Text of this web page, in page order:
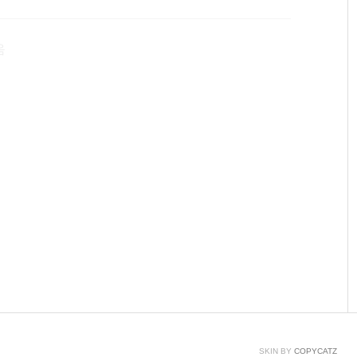
트멜이란 반도체 회사에서 제작판매하는 마이크로컨
에 사용된 ATmega328이 AVR에..
SKIN BY COPYCATZ